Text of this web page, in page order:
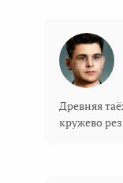
Древняя
кружево